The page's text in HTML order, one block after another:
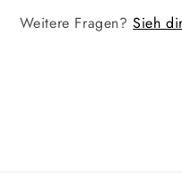
Weitere Fragen?Sieh